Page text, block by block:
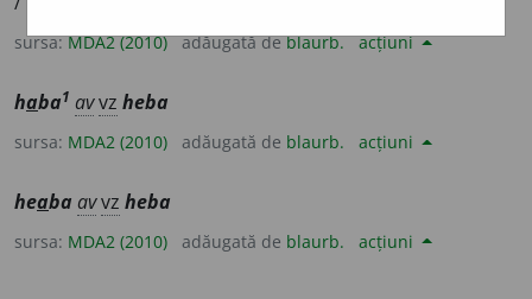
sursa:MDA2 (2010) adăugată deblaurb. acțiuni
haba1 avvz heba
sursa: MDA2 (2010) adăugată de blaurb. acțiuni
heaba avvz heba
sursa: MDA2 (2010) adăugată de blaurb. acțiuni